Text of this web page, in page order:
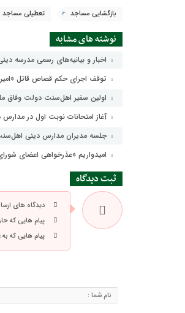
بازگشایی مساجد تعطیلی مساجد
نوشته های مشابه
اخبار و بیانیه‌های رسمی مدرسه
توقف اجرای حکم قصاص قاتل
اولین سفیر اهل‌سنت دولت وفاق
آغاز امتحانات نوبت اول در
جلسه مدیران مدارس دینی
امیدواریم «عذرخواهی اعضای
ثبت دیدگاه
دیدگاه های
پیام هایی که
پیام هایی که